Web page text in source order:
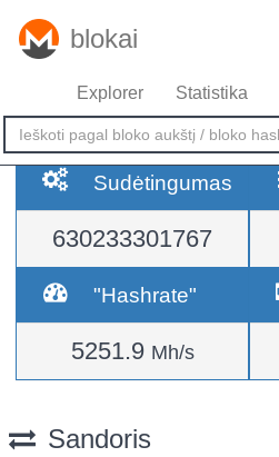
blokai
Explorer Statistika
Sudėtingumas
630233301767
"Hashrate"
5251.9 Mh/s
Sandoris